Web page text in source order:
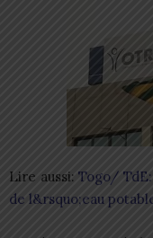
Lire aussi:Togo/
de l&rsquo;eau